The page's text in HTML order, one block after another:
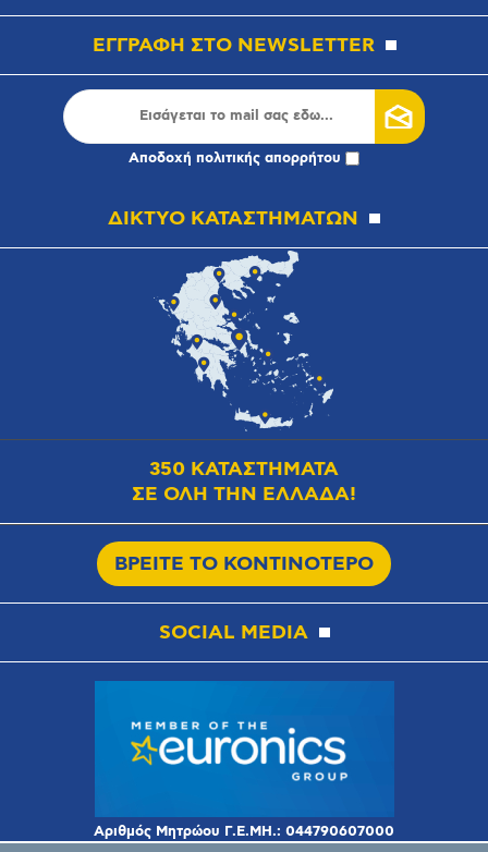
ΕΓΓΡΑΦΗ ΣΤΟ NEWSLETTER
Αποδοχή πολιτικής απορρήτου
ΔΙΚΤΥΟ ΚΑΤΑΣΤΗΜΑΤΩΝ
350 ΚΑΤΑΣΤΗΜΑΤΑ
ΣΕ ΟΛΗ ΤΗΝ ΕΛΛΑΔΑ!
ΒΡΕΙΤΕ ΤΟ ΚΟΝΤΙΝΟΤΕΡΟ
SOCIAL MEDIA